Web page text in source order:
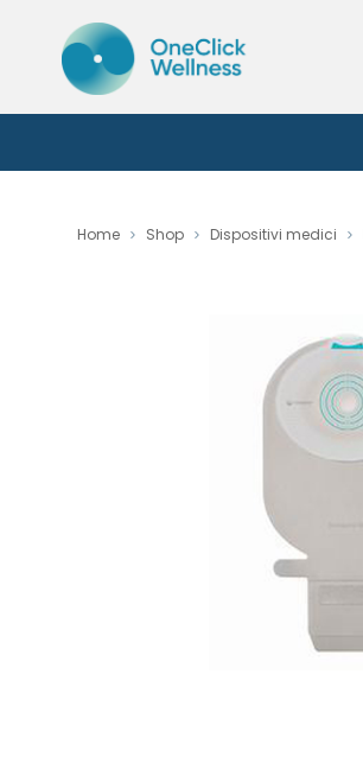
Home Shop Dispositivi medici